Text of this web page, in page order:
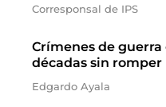
Corresponsal de IPS
Crímenes de guerra
décadas sin
Edgardo Ayala